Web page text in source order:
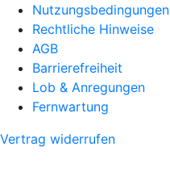
Nutzungsbedingungen
Rechtliche Hinweise
AGB
Barrierefreiheit
Lob & Anregungen
Fernwartung
Vertrag widerrufen